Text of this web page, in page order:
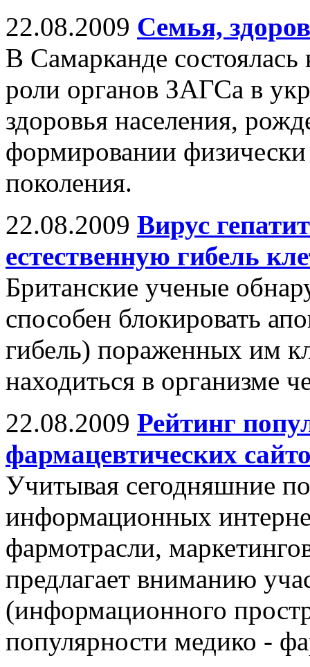
22.08.2009 Семья,
В Самарканде
роли органов ЗАГСа в
здоровья населения,
формировании
поколения.
22.08.2009 Вирус
естественную гибель
Британские ученые
способен блокировать
гибель) пораженных им
находиться в организме
22.08.2009 Рейтинг
фармацевтических
Учитывая сегодняшние
информационных
фармотрасли,
предлагает вниманию
(информационного
популярности медико -